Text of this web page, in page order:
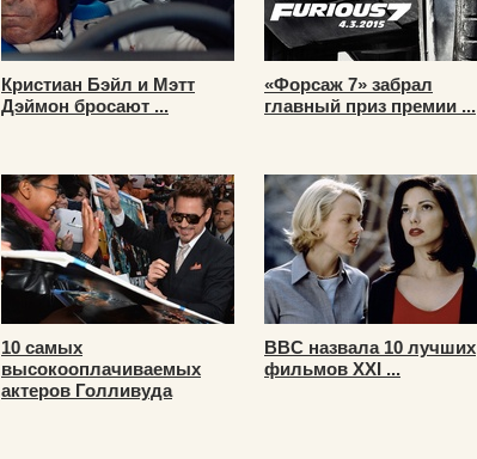
Кристиан Бэйл и Мэтт
Дэймон бросают ...
«Форсаж 7» забрал
главный приз премии ...
10 самых
высокооплачиваемых
актеров Голливуда
BBC назвала 10 лучших
фильмов XXI ...